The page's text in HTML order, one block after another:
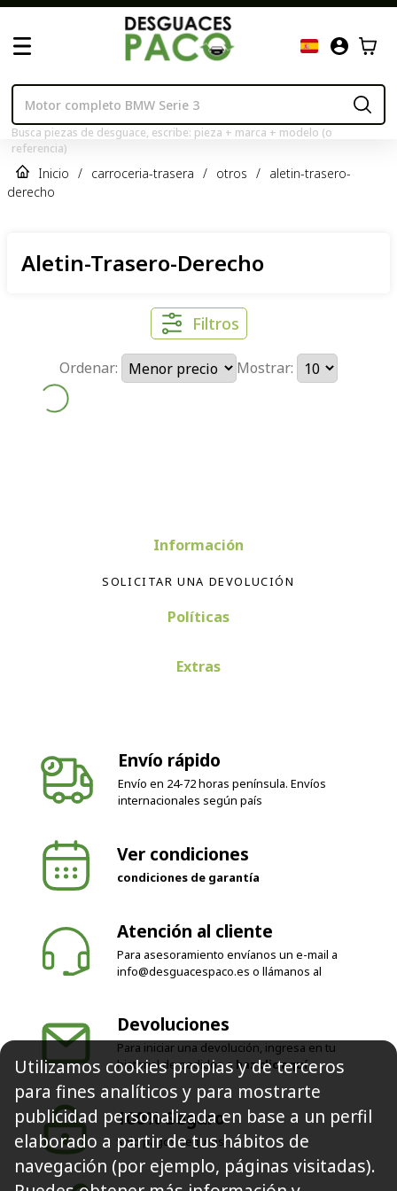
Busca piezas de desguace, escribe: pieza + marca + modelo (o
referencia)
Inicio / carroceria-trasera / otros / aletin-trasero-
derecho
Aletin-Trasero-Derecho
Filtros
Ordenar: Mostrar:
Información
SOLICITAR UNA DEVOLUCIÓN
Políticas
Extras
Envío rápido
Envío en 24-72 horas península. Envíos
internacionales según país
Ver condiciones
condiciones de garantía
Atención al cliente
Para asesoramiento envíanos un e-mail a
info@desguacespaco.es o llámanos al
Devoluciones
Para iniciar una devolución, ingresa en tu
historial de pedidos o haz clic aquí
100% Seguro
Solo pagos seguros
Utilizamos cookies propias y de terceros
para fines analíticos y para mostrarte
publicidad personalizada en base a un perfil
elaborado a partir de tus hábitos de
navegación (por ejemplo, páginas visitadas).